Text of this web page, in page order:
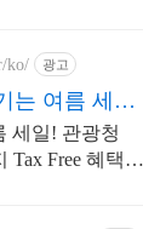
ko/ 광고
는 여름 세일
라스
세일! 관광청
Tax Free 혜택